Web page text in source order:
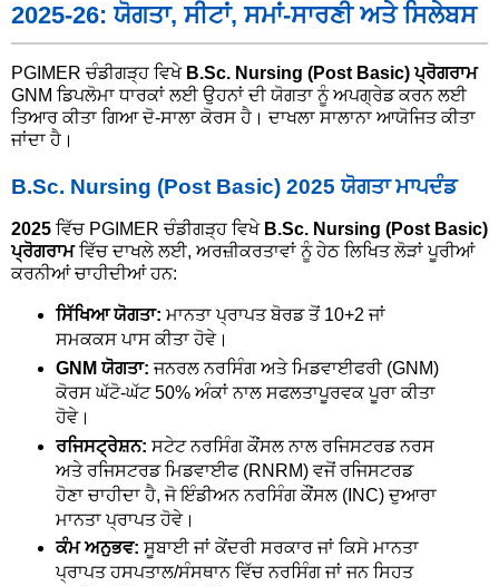
2025-26: ਯੋਗਤਾ, ਸੀਟਾਂ, ਸਮਾਂ-ਸਾਰਣੀ ਅਤੇ ਸਿਲੇਬਸ
PGIMER ਚੰਡੀਗੜ੍ਹ ਵਿਖੇ B.Sc. Nursing (Post Basic) ਪ੍ਰੋਗਰਾਮ
GNM ਡਿਪਲੋਮਾ ਧਾਰਕਾਂ ਲਈ ਉਹਨਾਂ ਦੀ ਯੋਗਤਾ ਨੂੰ ਅਪਗ੍ਰੇਡ ਕਰਨ ਲਈ
ਤਿਆਰ ਕੀਤਾ ਗਿਆ ਦੋ-ਸਾਲਾ ਕੋਰਸ ਹੈ। ਦਾਖਲਾ ਸਾਲਾਨਾ ਆਯੋਜਿਤ ਕੀਤਾ
ਜਾਂਦਾ ਹੈ।
B.Sc. Nursing (Post Basic) 2025 ਯੋਗਤਾ ਮਾਪਦੰਡ
2025 ਵਿੱਚ PGIMER ਚੰਡੀਗੜ੍ਹ ਵਿਖੇ B.Sc. Nursing (Post Basic)
ਪ੍ਰੋਗਰਾਮਵਿੱਚ ਦਾਖਲੇ ਲਈ, ਅਰਜ਼ੀਕਰਤਾਵਾਂ ਨੂੰ ਹੇਠ ਲਿਖਿਤ ਲੋੜਾਂ ਪੂਰੀਆਂ
ਕਰਨੀਆਂ ਚਾਹੀਦੀਆਂ ਹਨ:
ਸਿੱਖਿਆ ਯੋਗਤਾ: ਮਾਨਤਾ ਪ੍ਰਾਪਤ ਬੋਰਡ ਤੋਂ 10+2 ਜਾਂ
ਸਮਕਕਸ ਪਾਸ ਕੀਤਾ ਹੋਵੇ।
GNM ਯੋਗਤਾ: ਜਨਰਲ ਨਰਸਿੰਗ ਅਤੇ ਮਿਡਵਾਈਫਰੀ (GNM)
ਕੋਰਸ ਘੱਟੋ-ਘੱਟ 50% ਅੰਕਾਂ ਨਾਲ ਸਫਲਤਾਪੂਰਵਕ ਪੂਰਾ ਕੀਤਾ
ਹੋਵੇ।
ਰਜਿਸਟ੍ਰੇਸ਼ਨ: ਸਟੇਟ ਨਰਸਿੰਗ ਕੌਂਸਲ ਨਾਲ ਰਜਿਸਟਰਡ ਨਰਸ
ਅਤੇ ਰਜਿਸਟਰਡ ਮਿਡਵਾਈਫ (RNRM) ਵਜੋਂ ਰਜਿਸਟਰਡ
ਹੋਣਾ ਚਾਹੀਦਾ ਹੈ, ਜੋ ਇੰਡੀਅਨ ਨਰਸਿੰਗ ਕੌਂਸਲ (INC) ਦੁਆਰਾ
ਮਾਨਤਾ ਪ੍ਰਾਪਤ ਹੋਵੇ।
ਕੰਮ ਅਨੁਭਵ: ਸੂਬਾਈ ਜਾਂ ਕੇਂਦਰੀ ਸਰਕਾਰ ਜਾਂ ਕਿਸੇ ਮਾਨਤਾ
ਪ੍ਰਾਪਤ ਹਸਪਤਾਲ/ਸੰਸਥਾਨ ਵਿੱਚ ਨਰਸਿੰਗ ਜਾਂ ਜਨ ਸਿਹਤ